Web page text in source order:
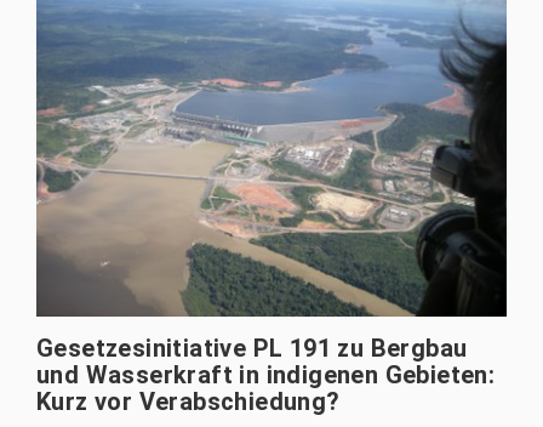
Gesetzesinitiative PL 191 zu Bergbau
und Wasserkraft in indigenen Gebieten:
Kurz vor Verabschiedung?